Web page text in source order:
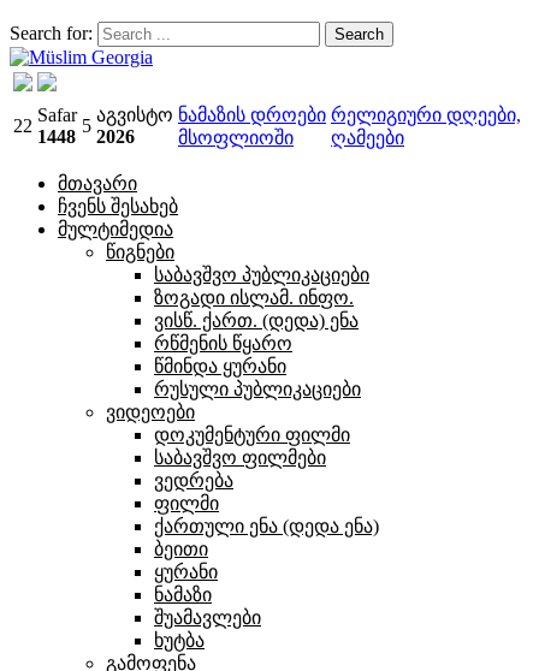
Search for:
Müslim Georgia
22
Safar
1448
5
აგვისტო
2026
ნამაზის დროები
მსოფლიოში
რელიგიური დღეები,
ღამეები
მთავარი
ჩვენს შესახებ
მულტიმედია
წიგნები
საბავშვო პუბლიკაციები
ზოგადი ისლამ. ინფო.
ვისწ. ქართ. (დედა) ენა
რწმენის წყარო
წმინდა ყურანი
რუსული პუბლიკაციები
ვიდეოები
დოკუმენტური ფილმი
საბავშვო ფილმები
ვედრება
ფილმი
ქართული ენა (დედა ენა)
ბეითი
ყურანი
ნამაზი
შუამავლები
ხუტბა
გამოფენა